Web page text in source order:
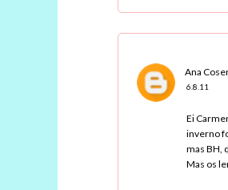
Ana
6.8.11
Ei
inverno
mas BH,
Mas os